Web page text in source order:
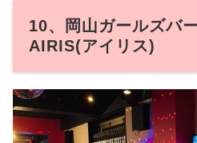
10、岡山ガールズバ
AIRIS(アイリス)